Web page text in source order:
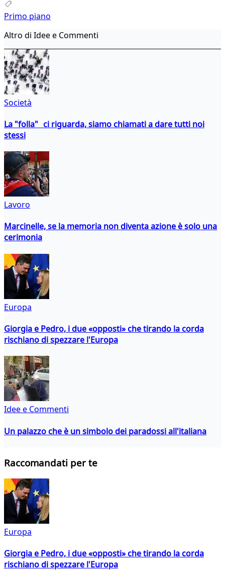
Primo piano
Altro di Idee e Commenti
Società
La "folla" ci riguarda, siamo chiamati a dare tutti noi
stessi
Lavoro
Marcinelle, se la memoria non diventa azione è solo una
cerimonia
Europa
Giorgia e Pedro, i due «opposti» che tirando la corda
rischiano di spezzare l'Europa
Idee e Commenti
Un palazzo che è un simbolo dei paradossi all'italiana
Raccomandati per te
Europa
Giorgia e Pedro, i due «opposti» che tirando la corda
rischiano di spezzare l'Europa